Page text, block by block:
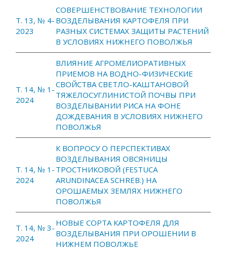
Т. 13, № 4-
2023
СОВЕРШЕНСТВОВАНИЕ ТЕХНОЛОГИИ
ВОЗДЕЛЫВАНИЯ КАРТОФЕЛЯ ПРИ
РАЗНЫХ СИСТЕМАХ ЗАЩИТЫ РАСТЕНИЙ
В УСЛОВИЯХ НИЖНЕГО ПОВОЛЖЬЯ
Т. 14, № 1-
2024
ВЛИЯНИЕ АГРОМЕЛИОРАТИВНЫХ
ПРИЕМОВ НА ВОДНО-ФИЗИЧЕСКИЕ
СВОЙСТВА СВЕТЛО-КАШТАНОВОЙ
ТЯЖЕЛОСУГЛИНИСТОЙ ПОЧВЫ ПРИ
ВОЗДЕЛЫВАНИИ РИСА НА ФОНЕ
ДОЖДЕВАНИЯ В УСЛОВИЯХ НИЖНЕГО
ПОВОЛЖЬЯ
Т. 14, № 1-
2024
К ВОПРОСУ О ПЕРСПЕКТИВАХ
ВОЗДЕЛЫВАНИЯ ОВСЯНИЦЫ
ТРОСТНИКОВОЙ (FESTUCA
ARUNDINACEA SCHREB.) НА
ОРОШАЕМЫХ ЗЕМЛЯХ НИЖНЕГО
ПОВОЛЖЬЯ
Т. 14, № 3-
2024
НОВЫЕ СОРТА КАРТОФЕЛЯ ДЛЯ
ВОЗДЕЛЫВАНИЯ ПРИ ОРОШЕНИИ В
НИЖНЕМ ПОВОЛЖЬЕ